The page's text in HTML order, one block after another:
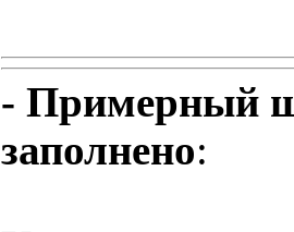
- Примерный
заполнено: